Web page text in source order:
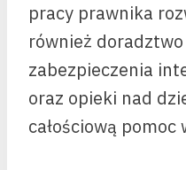
pracy prawnika
również
zabezpieczenia
oraz opieki nad
całościową